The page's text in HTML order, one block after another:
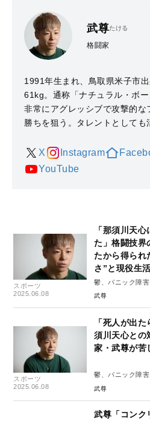
武尊たける
格闘家
1991年生まれ、鳥取県米子市
61kg。通称「ナチュラル・ボー
非常にアグレッシブで攻撃的な
勝ちを狙う。タレントとしても
X Instagram
YouTube
スポーツ
2025.06.08
「那須川天
た」格闘技界
たから得られ
さ”と現役生
鬱、パニック障
武尊
スポーツ
2025.06.08
「死人が出
須川天心と
家・武尊が苦
鬱、パニック障
武尊
武尊「コンク